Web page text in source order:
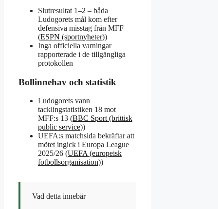
Slutresultat 1–2 – båda
Ludogorets mål kom efter
defensiva misstag från MFF
(ESPN (sportnyheter))
Inga officiella varningar
rapporterade i de tillgängliga
protokollen
Bollinnehav och statistik
Ludogorets vann
tacklingstatistiken 18 mot
MFF:s 13 (BBC Sport (brittisk
public service))
UEFA:s matchsida bekräftar att
mötet ingick i Europa League
2025/26 (UEFA (europeisk
fotbollsorganisation))
Vad detta innebär